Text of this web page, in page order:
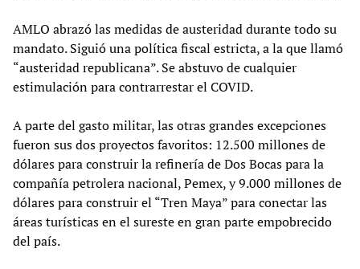
AMLO abrazó las medidas de austeridad durante todo su
mandato. Siguió una política fiscal estricta, a la que llamó
“austeridad republicana”. Se abstuvo de cualquier
estimulación para contrarrestar el COVID.
A parte del gasto militar, las otras grandes excepciones
fueron sus dos proyectos favoritos: 12.500 millones de
dólares para construir la refinería de Dos Bocas para la
compañía petrolera nacional, Pemex, y 9.000 millones de
dólares para construir el “Tren Maya” para conectar las
áreas turísticas en el sureste en gran parte empobrecido
del país.